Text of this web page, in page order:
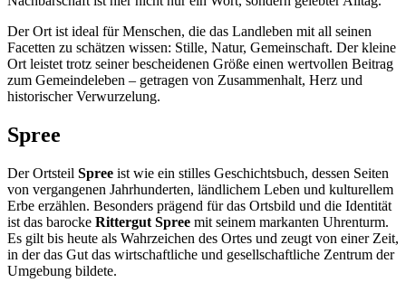
Der Ort ist ideal für Menschen, die das Landleben mit all seinen
Facetten zu schätzen wissen: Stille, Natur, Gemeinschaft. Der kleine
Ort leistet trotz seiner bescheidenen Größe einen wertvollen Beitrag
zum Gemeindeleben – getragen von Zusammenhalt, Herz und
historischer Verwurzelung.
Spree
Der Ortsteil Spree ist wie ein stilles Geschichtsbuch, dessen Seiten
von vergangenen Jahrhunderten, ländlichem Leben und kulturellem
Erbe erzählen. Besonders prägend für das Ortsbild und die Identität
ist das barocke Rittergut Spree mit seinem markanten Uhrenturm.
Es gilt bis heute als Wahrzeichen des Ortes und zeugt von einer Zeit,
in der das Gut das wirtschaftliche und gesellschaftliche Zentrum der
Umgebung bildete.